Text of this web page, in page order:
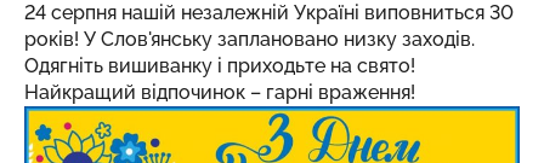
24 серпня нашій незалежній Україні виповниться 30
років! У Слов'янську заплановано низку заходів.
Одягніть вишиванку і приходьте на свято!
Найкращий відпочинок – гарні враження!